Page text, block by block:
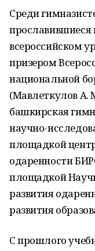
Среди
прославившиеся
всероссийском
призером
национальной
(Мавлеткулов А.
башкирская
научно-
площадкой
одаренности
площадкой
развития
развития
С прошлого